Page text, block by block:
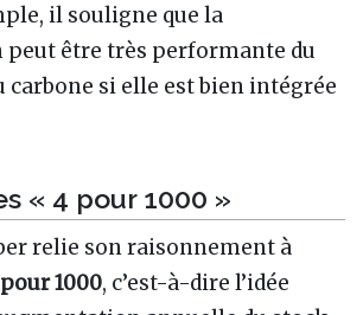
il souligne que la
être très performante du
carbone si elle est bien intégrée
« 4 pour 1000 »
relie son raisonnement à
1000, c’est-à-dire l’idée